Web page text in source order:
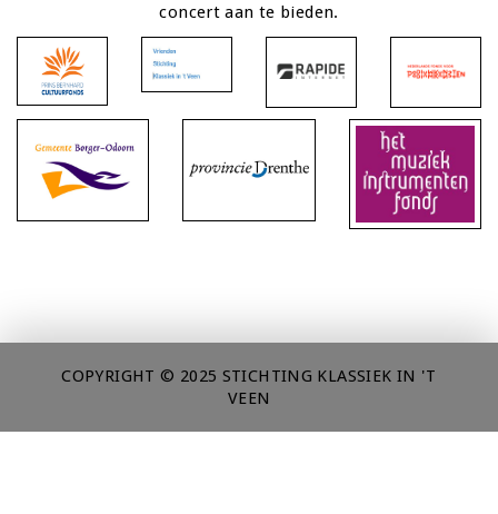
concert aan te bieden.
COPYRIGHT © 2025 STICHTING KLASSIEK IN 'T
VEEN